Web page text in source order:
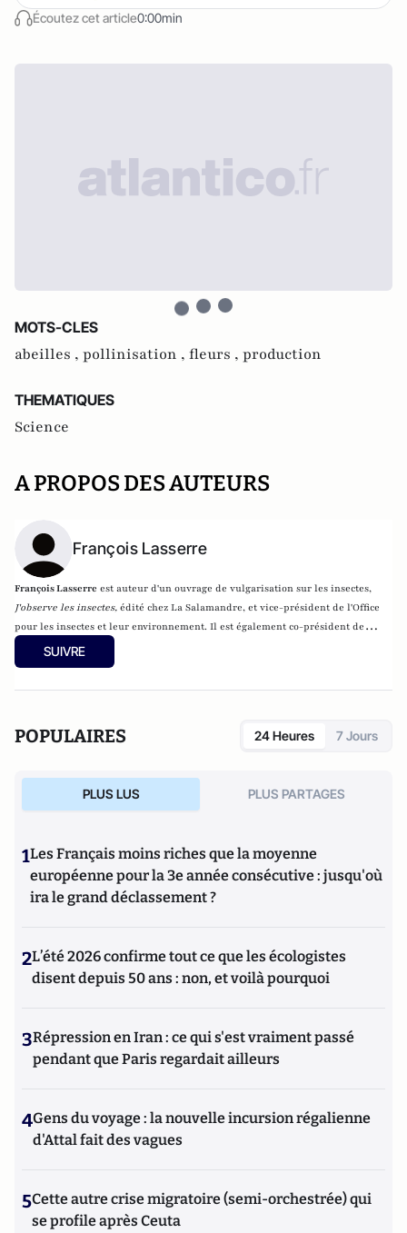
Écoutez cet article0:00min
MOTS-CLES
abeilles , pollinisation , fleurs , production
THEMATIQUES
Science
A PROPOS DES AUTEURS
François Lasserre
François Lasserre est auteur d'un ouvrage de vulgarisation sur les insectes,
J'observe les insectes, édité chez La Salamandre, et vice-président de l'Office
pour les insectes et leur environnement. Il est également co-président de
Graine Ile-de-France
l'environnement.
SUIVRE
POPULAIRES 24 Heures 7 Jours
PLUS LUS PLUS PARTAGES
1Les Français moins riches que la moyenne
européenne pour la 3e année consécutive : jusqu'où
ira le grand déclassement ?
2L’été 2026 confirme tout ce que les écologistes
disent depuis 50 ans : non, et voilà pourquoi
3Répression en Iran : ce qui s'est vraiment passé
pendant que Paris regardait ailleurs
4Gens du voyage : la nouvelle incursion régalienne
d'Attal fait des vagues
5Cette autre crise migratoire (semi-orchestrée) qui
se profile après Ceuta